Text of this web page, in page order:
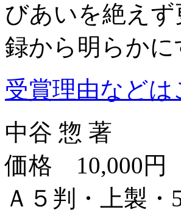
びあいを絶え
録から明らかに
受賞理由などは
中谷 惣 著
価格 10,000円
Ａ５判・上製・